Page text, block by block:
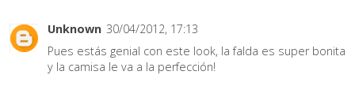
Unknown 30/04/2012, 17:13
Pues estás genial con este look, la falda es super bonita
y la camisa le va a la perfección!